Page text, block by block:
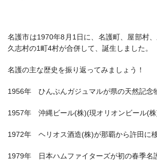
名護市は1970年8月1日に、名護町、屋部村、
久志村の1町4村が合併して、誕生しました。
名護の主な歴史を振り返ってみましょう！
1956年 ひんぷんガジュマルが県の天然記念
1957年 沖縄ビール(株)(現オリオンビール(
1972年 ヘリオス酒造(株)が那覇から許田に
1979年 日本ハムファイターズが初の春季名